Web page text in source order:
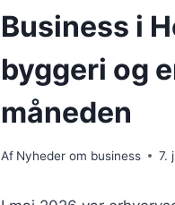
Business i
byggeri og
måneden
Af Nyheder om business 7.